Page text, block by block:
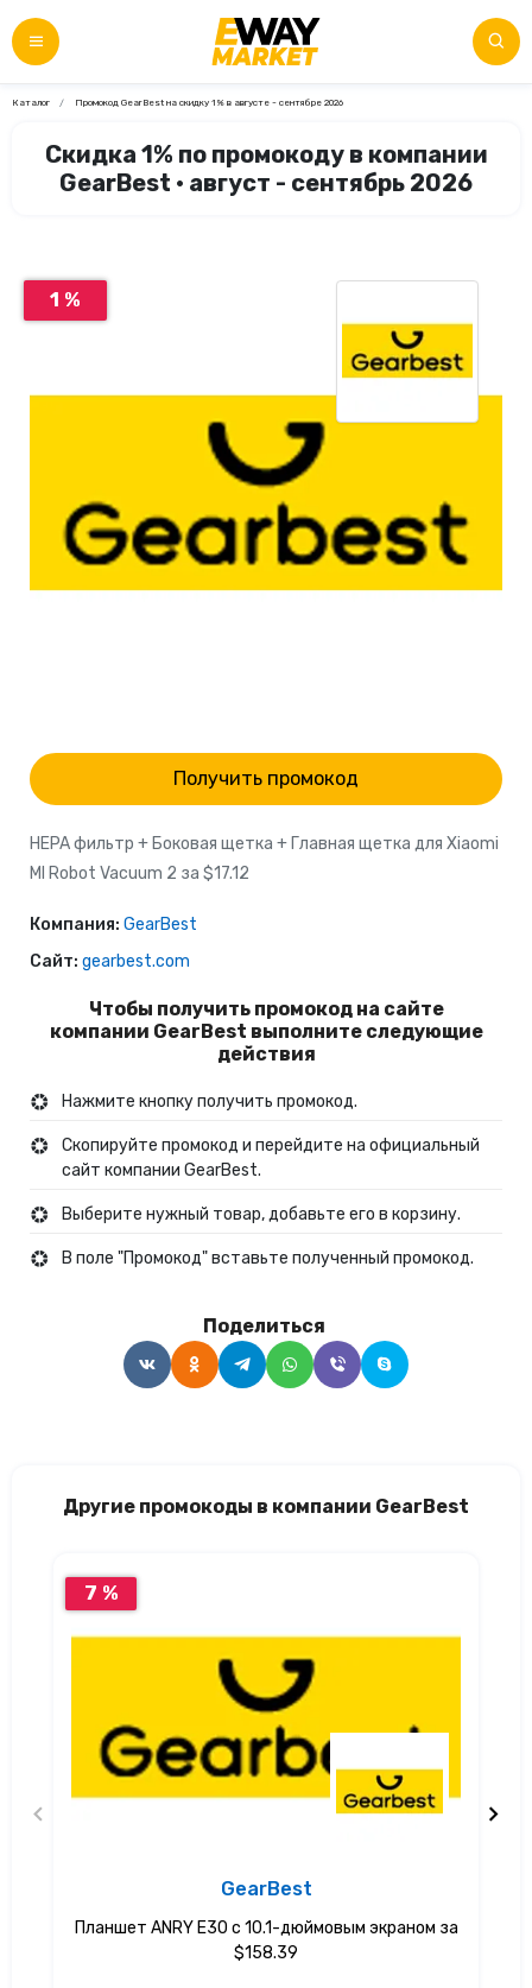
Каталог Промокод GearBest на скидку 1% в августе - сентябре 2026
Скидка 1% по промокоду в компании
GearBest • август - сентябрь 2026
1 %
Получить промокод
HEPA фильтр + Боковая щетка + Главная щетка для Xiaomi
MI Robot Vacuum 2 за $17.12
Компания: GearBest
Сайт: gearbest.com
Чтобы получить промокод на сайте
компании GearBest выполните следующие
действия
Нажмите кнопку получить промокод.
Скопируйте промокод и перейдите на официальный
сайт компании GearBest.
Выберите нужный товар, добавьте его в корзину.
В поле "Промокод" вставьте полученный промокод.
Поделиться
Другие промокоды в компании GearBest
7 %
GearBest
Планшет ANRY E30 с 10.1-дюймовым экраном за
$158.39